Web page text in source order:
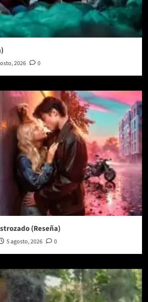
2026 0
(Reseña)
5 agosto, 2026 0